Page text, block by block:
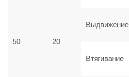
50 20
Выдвижение
Втягивание